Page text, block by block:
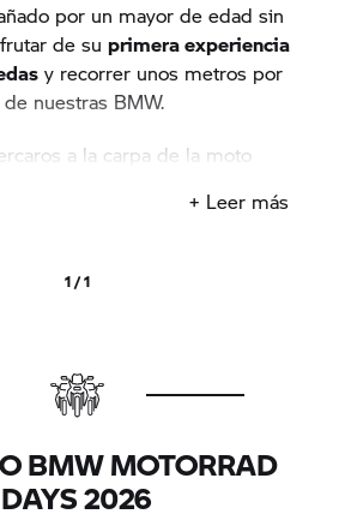
por un mayor de edad sin
de suprimera experiencia
y recorrer unos metros por
nuestras BMW.
a la carpa de la moto
+ Leer más
1 / 1
BMW MOTORRAD
DAYS 2026